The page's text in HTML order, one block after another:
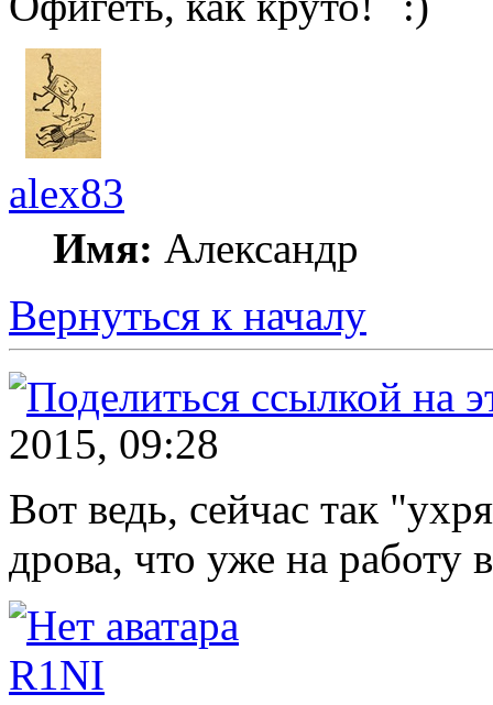
alex83
Имя: Александр
Вернуться к началу
2015, 09:28
Вот ведь, сейчас так
дрова, что уже на работу
R1NI